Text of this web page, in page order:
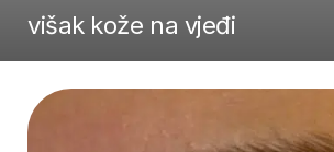
višak kože na vjeđi